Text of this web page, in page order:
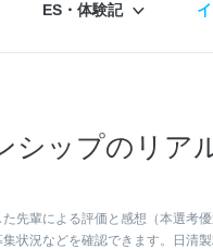
ES・体験記
シップのリア
先輩による評価と感想（本選考
状況などを確認できます。日清